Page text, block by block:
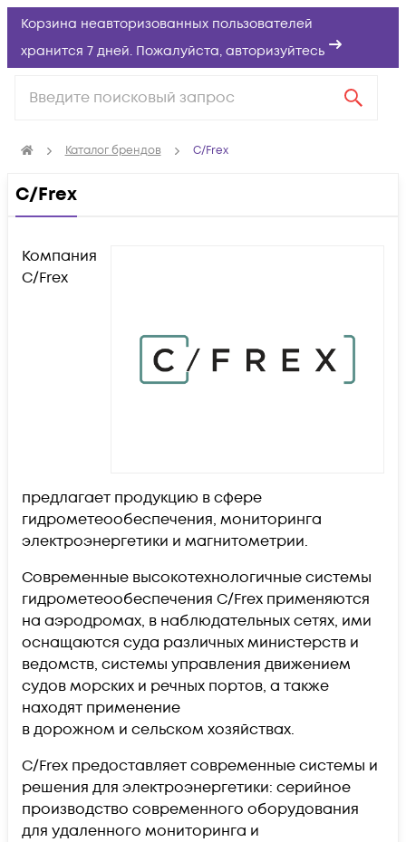
Корзина неавторизованных пользователей
хранится 7 дней. Пожалуйста, авторизуйтесь
Каталог брендов C/Frex
C/Frex
Компания
C/Frex
предлагает продукцию в сфере
гидрометеообеспечения, мониторинга
электроэнергетики и магнитометрии.
Современные высокотехнологичные системы
гидрометеообеспечения C/Frex применяются
на аэродромах, в наблюдательных сетях, ими
оснащаются суда различных министерств и
ведомств, системы управления движением
судов морских и речных портов, а также
находят применение
в дорожном и сельском хозяйствах.
C/Frex предоставляет современные системы и
решения для электроэнергетики: серийное
производство современного оборудования
для удаленного мониторинга и